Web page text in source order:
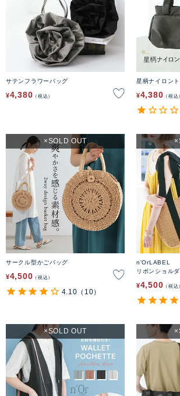
サテンフラワーバッグ
¥4,380 税込
星柄ナイロン
¥4,380 税込
サークル型かごバッグ
¥4,500 税込
SOLD OUT
4.10 （10）
n'OrLABEL
リボンショル
¥4,500 税込
SOLD OUT